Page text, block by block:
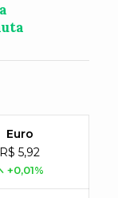
Euro
R$ 5,92
+0,01%